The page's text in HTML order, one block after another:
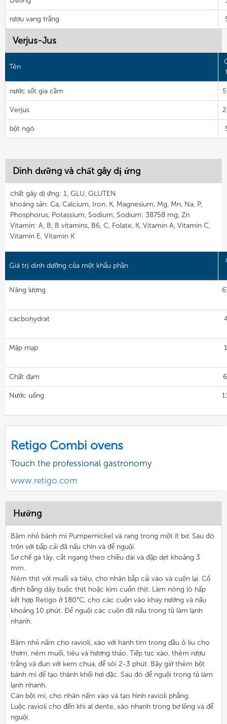
rượu vang trắng
Verjus-Jus
Tên
nước sốt gia cầm
Verjus
bột ngô
Dinh dưỡng và chất gây dị ứng
chất gây dị ứng: 1, GLU, GLUTEN
khoáng sản: Ca, Calcium, Iron, K, Magnesium, Mg, Mn, Na, P,
Phosphorus, Potassium, Sodium, Sodium: 38758 mg, Zn
Vitamin: A, B, B vitamins, B6, C, Folate, K, Vitamin A, Vitamin C,
Vitamin E, Vitamin K
Giá trị dinh dưỡng của một khẩu phần
Năng lượng
cacbohydrat
Mập mạp
Chất đạm
Nước uống
Retigo Combi ovens
Touch the professional gastronomy
www.retigo.com
Hướng
Băm nhỏ bánh mì Pumpernickel và rang trong một ít bơ. Sau đó
trộn với bắp cải đã nấu chín và để nguội.
Sơ chế gà tây, cắt ngang theo chiều dài và đập dẹt khoảng 3
mm.
Nêm thịt với muối và tiêu, cho nhân bắp cải vào và cuộn lại. Cố
định bằng dây buộc thịt hoặc kim cuốn thịt. Làm nóng lò hấp
kết hợp Retigo ở 180°C, cho các cuộn vào khay nướng và nấu
khoảng 10 phút. Để nguội các cuộn đã nấu trong tủ làm lạnh
nhanh.
Băm nhỏ nấm cho ravioli, xào với hành tím trong dầu ô liu cho
thơm, nêm muối, tiêu và hương thảo. Tiếp tục xào, thêm rượu
trắng và đun với kem chua, để sôi 2-3 phút. Bây giờ thêm bột
bánh mì để tạo thành khối hơi đặc. Sau đó để nguội trong tủ làm
lạnh nhanh.
Cán bột mì, cho nhân nấm vào và tạo hình ravioli phẳng.
Luộc ravioli cho đến khi al dente, xào nhanh trong bơ lỏng và để
nguội.